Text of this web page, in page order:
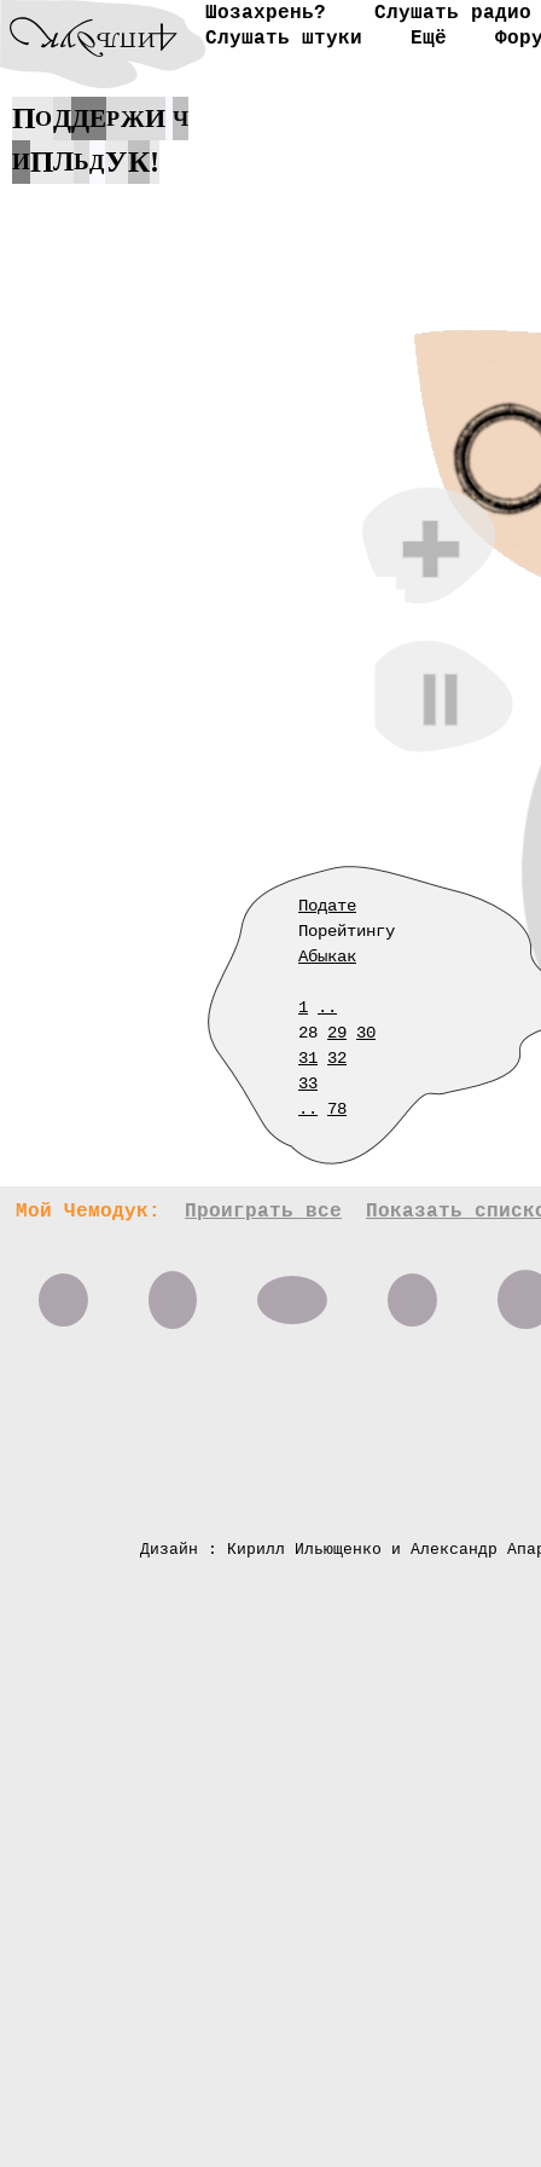
Шозахрень?
Слушать радио
Слушать штуки
Ещё
ПОДДЕРЖИ Ч
ИПЛЬДУК!
Подате
Порейтингу
Абыкак
1
..
28 29 30
31 32
33
..
78
Мой Чемодук: Проиграть все Показать
Дизайн : Кирилл Ильющенко и Александр